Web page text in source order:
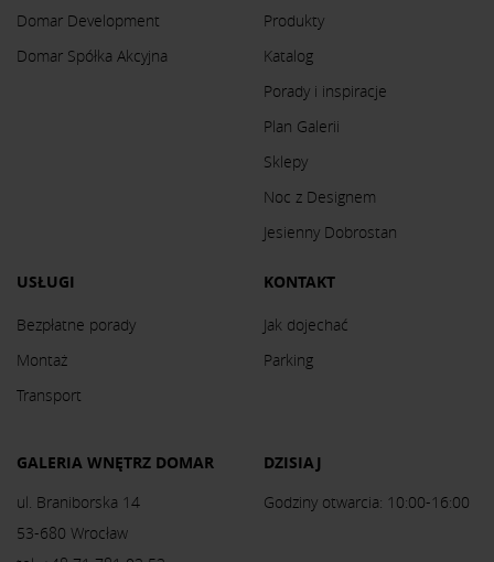
Domar Development
Domar Spółka Akcyjna
Produkty
Katalog
Porady i inspiracje
Plan Galerii
Sklepy
Noc z Designem
Jesienny Dobrostan
USŁUGI
Bezpłatne porady
Montaż
Transport
KONTAKT
Jak dojechać
Parking
GALERIA WNĘTRZ DOMAR
ul. Braniborska 14
53-680 Wrocław
DZISIAJ
Godziny otwarcia: 10:00-16:00